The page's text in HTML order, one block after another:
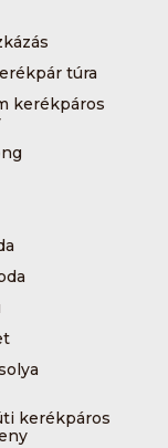
túra
kerékpáros
kerékpáros